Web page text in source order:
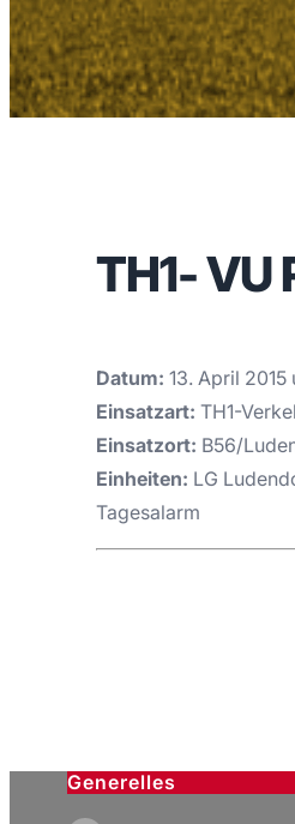
TH1- VU
Datum: 13. April 2015
Einsatzart: TH1-
Einsatzort: B56/
Einheiten: LG
Tagesalarm
Generelles